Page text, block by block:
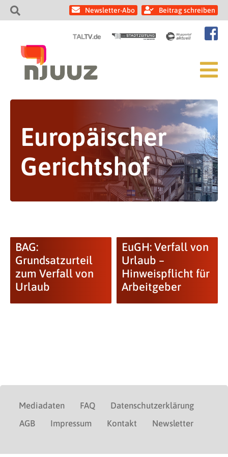
Newsletter-Abo Beitrag schreiben
Europäischer
Gerichtshof
BAG:
Grundsatzurteil
zum Verfall von
Urlaub
EuGH: Verfall von
Urlaub –
Hinweispflicht für
Arbeitgeber
Mediadaten FAQ
Datenschutzerklärung
AGB
Impressum Kontakt Newsletter